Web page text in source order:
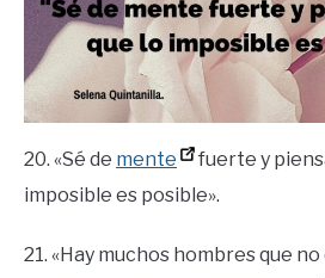
20. «Sé de mente
fuerte y
imposible es posible».
21. «Hay muchos hombres que